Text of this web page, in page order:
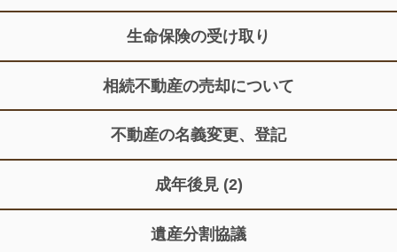
生命保険の受け取り
相続不動産の売却について
不動産の名義変更、登記
成年後見 (2)
遺産分割協議